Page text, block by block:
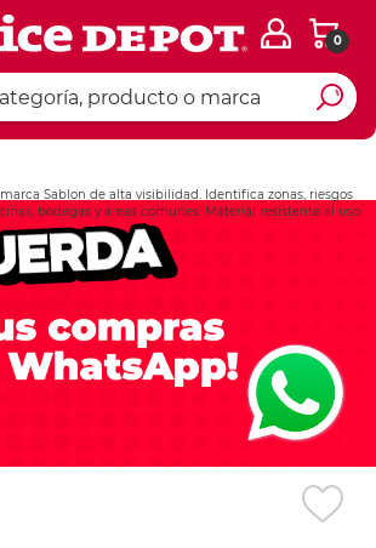
0
Sablon de alta visibilidad. Identifica zonas, riesgos
bodegas y áreas comunes. Material resistente al uso
Ingresar Codigo